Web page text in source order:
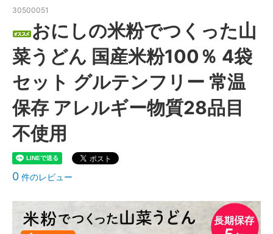
30500051
おにしの米粉でつくった山
菜うどん 国産米粉100％ 4袋
セット グルテンフリー 常温
保存 アレルギー物質28品目
不使用
0 件のレビュー